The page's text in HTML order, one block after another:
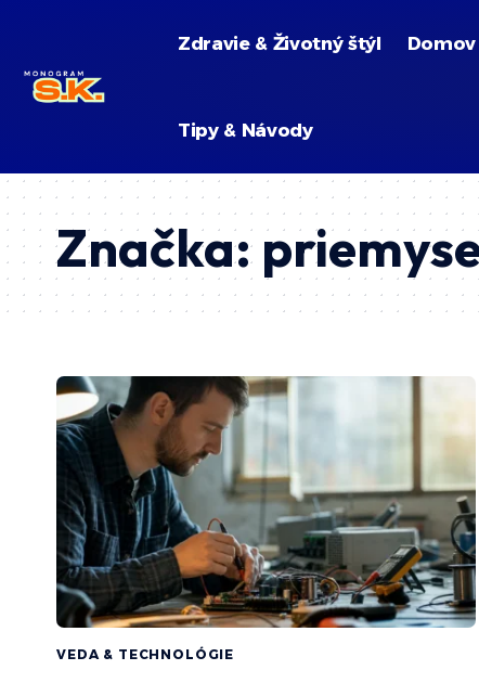
Zdravie & Životný štýl
Tipy & Návody
Značka:
VEDA & TECHNOLÓGIE